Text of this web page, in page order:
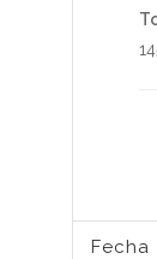
Fecha